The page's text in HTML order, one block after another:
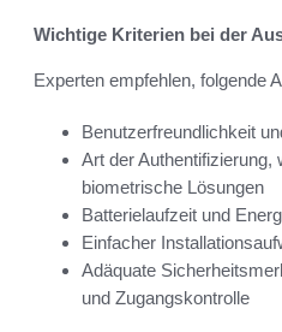
Wichtige Kriterien bei der
Experten empfehlen, folgende
Benutzerfreundlichkeit
Art der Authentifizierung,
biometrische Lösungen
Batterielaufzeit und
Einfacher
Adäquate
und Zugangskontrolle